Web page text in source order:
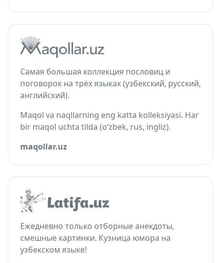
Самая большая коллекция пословиц и
поговорок на трёх языках (узбекский, русский,
английский).
Maqol va naqllarning eng katta kolleksiyasi. Har
bir maqol uchta tilda (o‘zbek, rus, ingliz).
maqollar.uz
Ежедневно только отборные анекдоты,
смешные картинки. Кузница юмора на
узбекском языке!